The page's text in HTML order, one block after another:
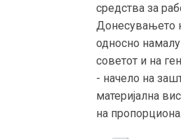
средства за
Донесувањето
односно
советот и на
- начело на
материјална
на